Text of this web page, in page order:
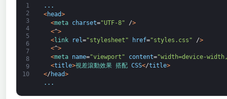
1
2
3
4
5
6
7
8
9
10
. . .
<head>
<meta charset="UTF-8" />
<^>
<link rel ="stylesheet" href="styles.css" />
<^>
<meta name="viewport" content="width=device-
<title>視差滾動效果 搭配 CSS</title>
</ head>
. . .